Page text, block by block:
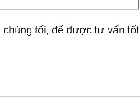
chúng tối, để được tư vấn tốt